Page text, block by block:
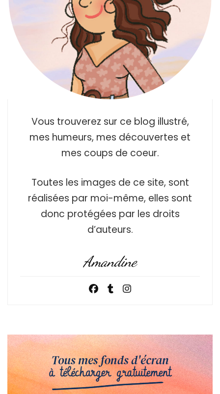
Vous trouverez sur ce blog illustré,
mes humeurs, mes découvertes et
mes coups de coeur.
Toutes les images de ce site, sont
réalisées par moi-même, elles sont
donc protégées par les droits
d’auteurs.
Amandine